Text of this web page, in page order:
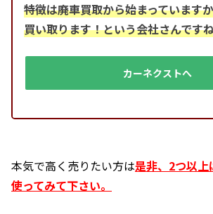
特徴は廃車買取から始まっています
買い取ります！という会社さんです
カーネクストへ
本気で高く売りたい方は是非、2つ以上
使ってみて下さい。